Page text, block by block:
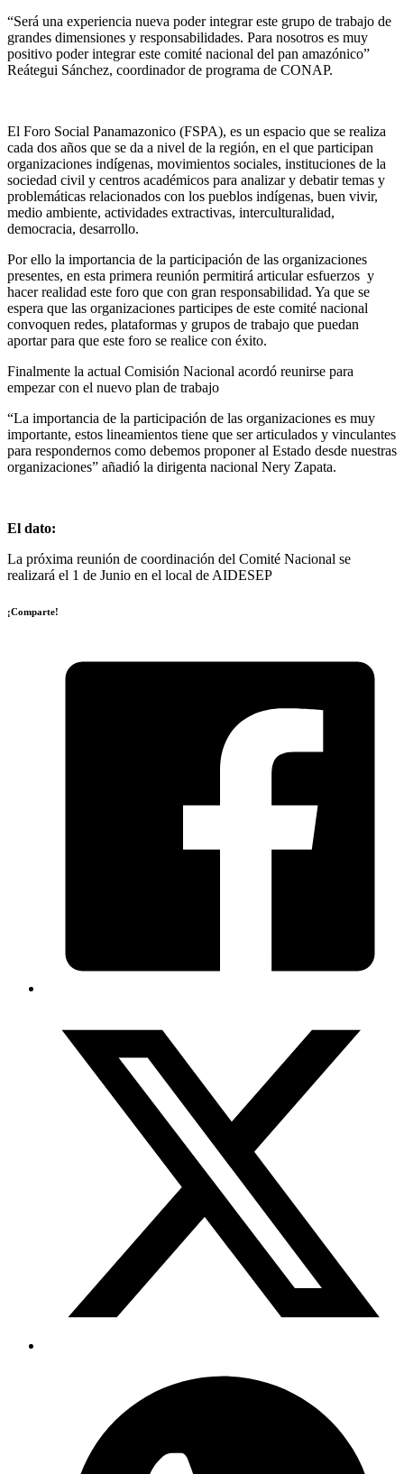
“Será una experiencia nueva poder integrar este grupo de trabajo de
grandes dimensiones y responsabilidades. Para nosotros es muy
positivo poder integrar este comité nacional del pan amazónico”
Reátegui Sánchez, coordinador de programa de CONAP.
El Foro Social Panamazonico (FSPA), es un espacio que se realiza
cada dos años que se da a nivel de la región, en el que participan
organizaciones indígenas, movimientos sociales, instituciones de la
sociedad civil y centros académicos para analizar y debatir temas y
problemáticas relacionados con los pueblos indígenas, buen vivir,
medio ambiente, actividades extractivas, interculturalidad,
democracia, desarrollo.
Por ello la importancia de la participación de las organizaciones
presentes, en esta primera reunión permitirá articular esfuerzos y
hacer realidad este foro que con gran responsabilidad. Ya que se
espera que las organizaciones participes de este comité nacional
convoquen redes, plataformas y grupos de trabajo que puedan
aportar para que este foro se realice con éxito.
Finalmente la actual Comisión Nacional acordó reunirse para
empezar con el nuevo plan de trabajo
“La importancia de la participación de las organizaciones es muy
importante, estos lineamientos tiene que ser articulados y vinculantes
para respondernos como debemos proponer al Estado desde nuestras
organizaciones” añadió la dirigenta nacional Nery Zapata.
El dato:
La próxima reunión de coordinación del Comité Nacional se
realizará el 1 de Junio en el local de AIDESEP
¡Comparte!